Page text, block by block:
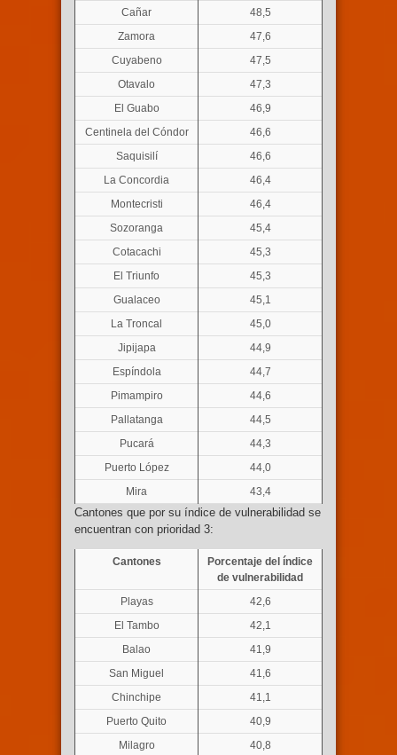
Cañar
48,5
Zamora
47,6
Cuyabeno
47,5
Otavalo
47,3
El Guabo
46,9
Centinela del Cóndor
46,6
Saquisilí
46,6
La Concordia
46,4
Montecristi
46,4
Sozoranga
45,4
Cotacachi
45,3
El Triunfo
45,3
Gualaceo
45,1
La Troncal
45,0
Jipijapa
44,9
Espíndola
44,7
Pimampiro
44,6
Pallatanga
44,5
Pucará
44,3
Puerto López
44,0
Mira
43,4
Cantones que por su índice de vulnerabilidad se
encuentran con prioridad 3:
Cantones
Porcentaje del índice
de vulnerabilidad
Playas
42,6
El Tambo
42,1
Balao
41,9
San Miguel
41,6
Chinchipe
41,1
Puerto Quito
40,9
Milagro
40,8